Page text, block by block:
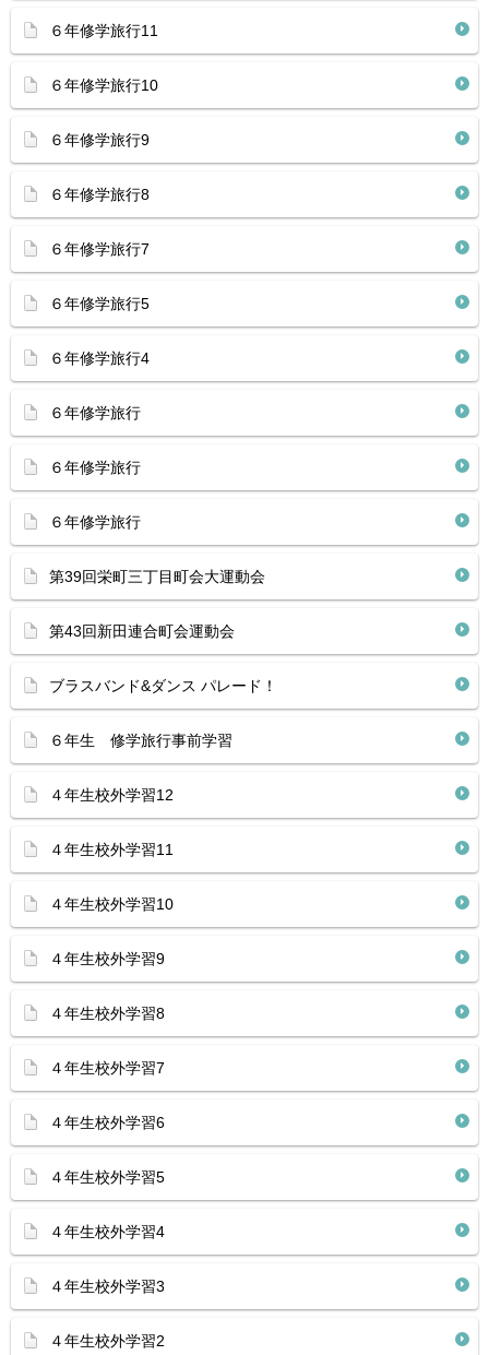
６年修学旅行11
６年修学旅行10
６年修学旅行9
６年修学旅行8
６年修学旅行7
６年修学旅行5
６年修学旅行4
６年修学旅行
６年修学旅行
６年修学旅行
第39回栄町三丁目町会大運動会
第43回新田連合町会運動会
ブラスバンド&ダンス パレード！
６年生 修学旅行事前学習
４年生校外学習12
４年生校外学習11
４年生校外学習10
４年生校外学習9
４年生校外学習8
４年生校外学習7
４年生校外学習6
４年生校外学習5
４年生校外学習4
４年生校外学習3
４年生校外学習2